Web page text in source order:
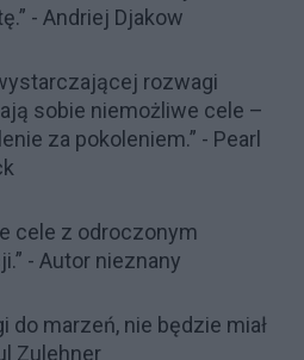
- Andriej Djakow
rozwagi
sobie niemożliwe cele –
za pokoleniem.” - Pearl
cele z odroczonym
- Autor nieznany
do marzeń, nie będzie miał
Zulehner